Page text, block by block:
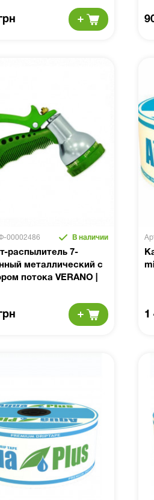
00002486 В наличии
распылитель 7-
металлический с
потока VERANO |
1